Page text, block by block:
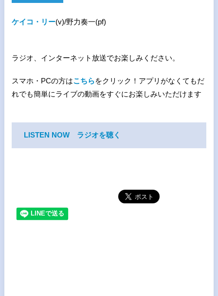
ケイコ・リー(v)/野力奏一(pf)
ラジオ、インターネット放送でお楽しみください。
スマホ・PCの方はこちらをクリック！アプリがなくてもだ
れでも簡単にライブの動画をすぐにお楽しみいただけます
LISTEN NOW ラジオを聴く